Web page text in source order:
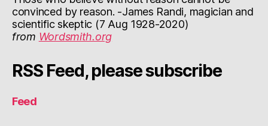
convinced by reason. -James Randi, magician and
scientific skeptic (7 Aug 1928-2020)
from Wordsmith.org
RSS Feed, please subscribe
Feed